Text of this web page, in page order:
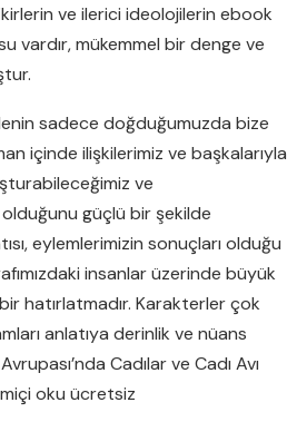
ve ilerici ideolojilerin ebook
vardır, mükemmel bir denge ve
sadece doğduğumuzda bize
içinde ilişkilerimiz ve başkalarıyla
ve
güçlü bir şekilde
eylemlerimizin sonuçları olduğu
insanlar üzerinde büyük
hatırlatmadır. Karakterler çok
anlatıya derinlik ve nüans
Cadılar ve Cadı Avı
oku ücretsiz